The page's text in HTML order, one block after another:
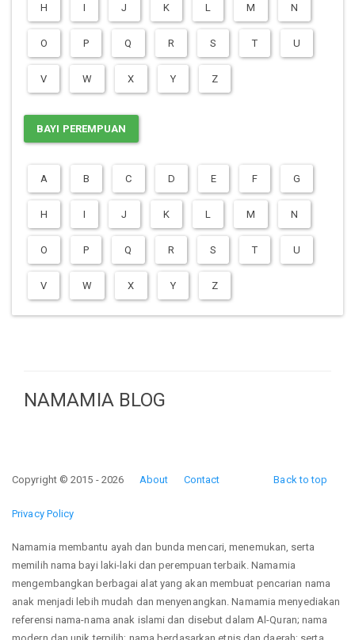
H I J K L M N
O P Q R S T U
V W X Y Z
BAYI PEREMPUAN
A B C D E F G
H I J K L M N
O P Q R S T U
V W X Y Z
NAMAMIA BLOG
Back to top
Copyright © 2015 - 2026 About Contact
Privacy Policy
Namamia membantu ayah dan bunda mencari, menemukan, serta
memilih nama bayi laki-laki dan perempuan terbaik. Namamia
mengembangkan berbagai alat yang akan membuat pencarian nama
anak menjadi lebih mudah dan menyenangkan. Namamia menyediakan
referensi nama-nama anak islami dan disebut dalam Al-Quran; nama